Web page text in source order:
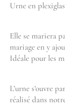
Urne en
Elle se mariera
mariage en y
Idéale pour les
L’urne s’ouvre
réalisé dans